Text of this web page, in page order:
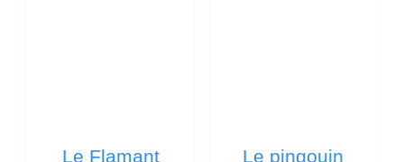
Le Flamant
Le pingouin